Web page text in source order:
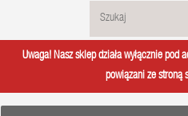
Uwaga! Nasz sklep działa wyłącznie pod
powiązani ze stroną